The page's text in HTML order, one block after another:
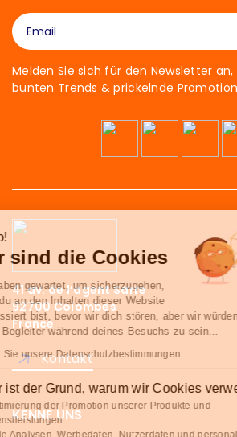
Melden Sie sich für den Newsletter
bunten Trends & prickelnde
41 av. de l’agent Sarre
92700 Colombes
France
Kontakt
KENNE UNS
Hallo!
Wir sind die Cookies
Wir haben gewartet, um sicherzugehen,
dass du an den Inhalten dieser Website
interessiert bist, bevor wir dich stören, aber
deine Begleiter während deines Besuchs zu
Lesen Sie unsere Datenschutzbestimmungen
Hier ist der Grund, warum wir
Optimierung der Promotion unserer Produkte
Dienstleistungen
Teile Analysen, Werbedaten, Nutzerdaten